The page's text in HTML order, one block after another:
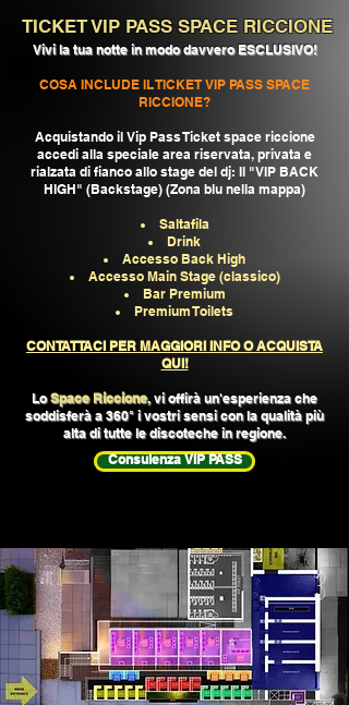
TICKET VIP PASS SPACE RICCIONE
Vivi la tua notte in modo davvero ESCLUSIVO!
COSA INCLUDE IL TICKET VIP PASS SPACE
RICCIONE?
Acquistando il Vip Pass Ticket space riccione
accedi alla speciale area riservata, privata e
rialzata di fianco allo stage del dj: Il "VIP BACK
HIGH" (Backstage) (Zona blu nella mappa)
Saltafila
Drink
Accesso Back High
Accesso Main Stage (classico)
Bar Premium
Premium Toilets
CONTATTACI PER MAGGIORI INFO O ACQUISTA
QUI!
LoSpace Riccione, vi offirà un'esperienza che
soddisferà a 360° i vostri sensi con la qualità più
alta di tutte le discoteche in regione.
Consulenza VIP PASS